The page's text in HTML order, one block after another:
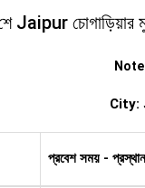
Jaipur চোগাড়িয়ার
City:
প্রবেশ সময় -